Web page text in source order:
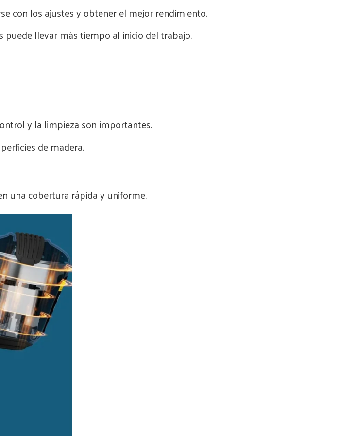
con los ajustes y obtener el mejor rendimiento.
llevar más tiempo al inicio del trabajo.
y la limpieza son importantes.
de madera.
una cobertura rápida y uniforme.